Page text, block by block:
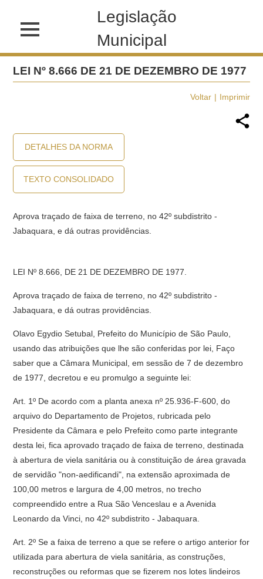
Legislação
Municipal
LEI Nº 8.666 DE 21 DE DEZEMBRO DE 1977
Voltar Imprimir
DETALHES DA NORMA
TEXTO CONSOLIDADO
Aprova traçado de faixa de terreno, no 42º subdistrito -
Jabaquara, e dá outras providências.
LEI Nº 8.666, DE 21 DE DEZEMBRO DE 1977.
Aprova traçado de faixa de terreno, no 42º subdistrito -
Jabaquara, e dá outras providências.
Olavo Egydio Setubal, Prefeito do Município de São Paulo,
usando das atribuições que lhe são conferidas por lei, Faço
saber que a Câmara Municipal, em sessão de 7 de dezembro
de 1977, decretou e eu promulgo a seguinte lei:
Art. 1º De acordo com a planta anexa nº 25.936-F-600, do
arquivo do Departamento de Projetos, rubricada pelo
Presidente da Câmara e pelo Prefeito como parte integrante
desta lei, fica aprovado traçado de faixa de terreno, destinada
à abertura de viela sanitária ou à constituição de área gravada
de servidão "non-aedificandi", na extensão aproximada de
100,00 metros e largura de 4,00 metros, no trecho
compreendido entre a Rua São Venceslau e a Avenida
Leonardo da Vinci, no 42º subdistrito - Jabaquara.
Art. 2º Se a faixa de terreno a que se refere o artigo anterior for
utilizada para abertura de viela sanitária, as construções,
reconstruções ou reformas que se fizerem nos lotes lindeiros